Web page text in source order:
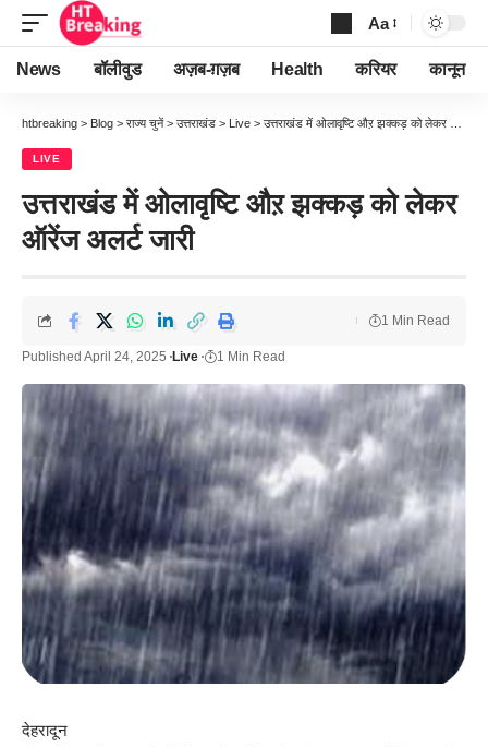
Font
Resizer
Aa
News बॉलीवुड अज़ब-ग़ज़ब Health करियर कानून
htbreaking > Blog > राज्य चुनें > उत्तराखंड > Live > उत्तराखंड में ओलावृष्टि औऱ झक्कड़ को लेकर ऑरेंज अलर्ट जारी
LIVE
उत्तराखंड में ओलावृष्टि औऱ झक्कड़ को लेकर
ऑरेंज अलर्ट जारी
Published April 24, 2025 Live 1 Min Read
1 Min Read
देहरादून